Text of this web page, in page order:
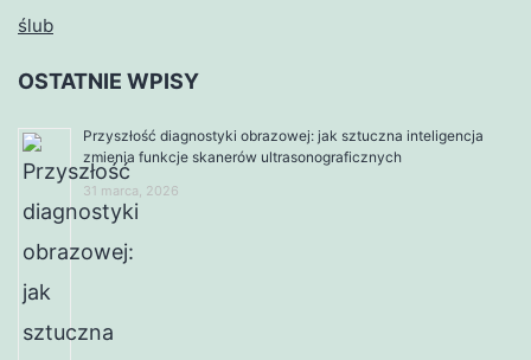
ślub
OSTATNIE WPISY
Przyszłość diagnostyki obrazowej: jak sztuczna inteligencja
zmienia funkcje skanerów ultrasonograficznych
31 marca, 2026